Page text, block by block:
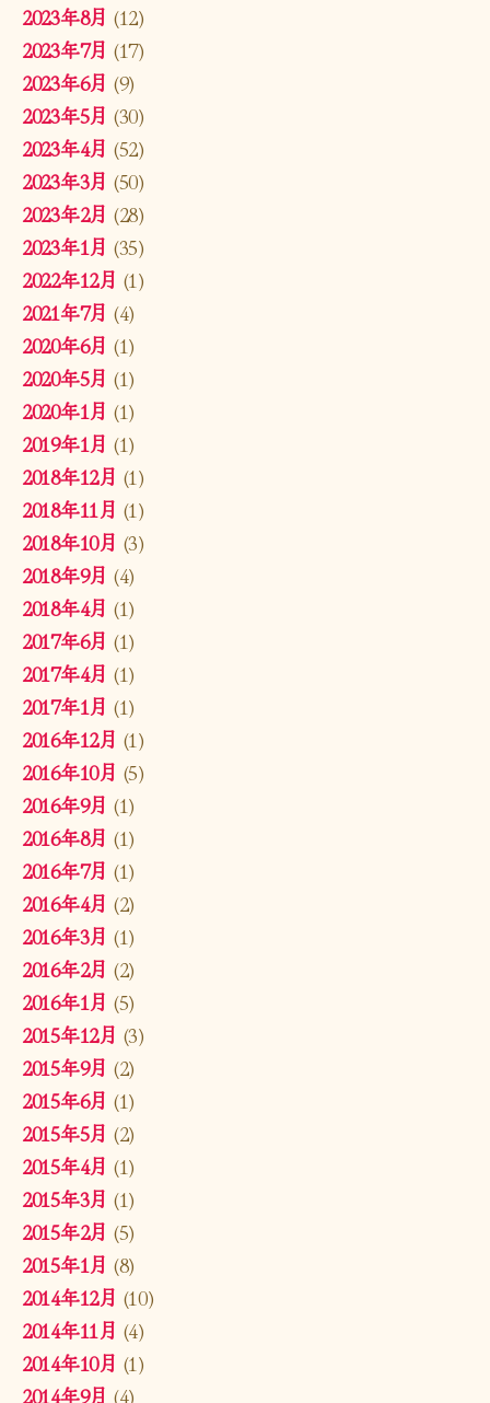
2023年8月 (12)
2023年7月 (17)
2023年6月 (9)
2023年5月 (30)
2023年4月 (52)
2023年3月 (50)
2023年2月 (28)
2023年1月 (35)
2022年12月 (1)
2021年7月 (4)
2020年6月 (1)
2020年5月 (1)
2020年1月 (1)
2019年1月 (1)
2018年12月 (1)
2018年11月 (1)
2018年10月 (3)
2018年9月 (4)
2018年4月 (1)
2017年6月 (1)
2017年4月 (1)
2017年1月 (1)
2016年12月 (1)
2016年10月 (5)
2016年9月 (1)
2016年8月 (1)
2016年7月 (1)
2016年4月 (2)
2016年3月 (1)
2016年2月 (2)
2016年1月 (5)
2015年12月 (3)
2015年9月 (2)
2015年6月 (1)
2015年5月 (2)
2015年4月 (1)
2015年3月 (1)
2015年2月 (5)
2015年1月 (8)
2014年12月 (10)
2014年11月 (4)
2014年10月 (1)
2014年9月 (4)